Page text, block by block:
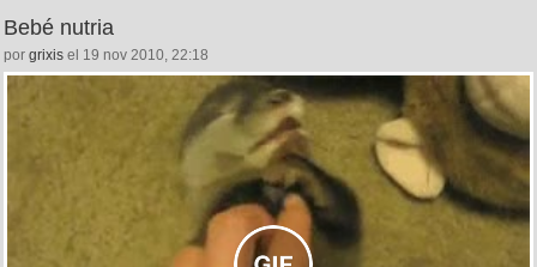
Bebé nutria
por grixis el 19 nov 2010, 22:18